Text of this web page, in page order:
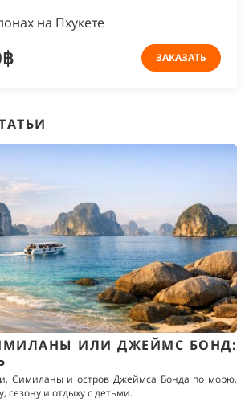
на Пхукете
ЗАКАЗАТЬ
ИЛИ ДЖЕЙМС БОНД:
Симиланы и остров Джеймса Бонда по морю,
сезону и отдыху с детьми.